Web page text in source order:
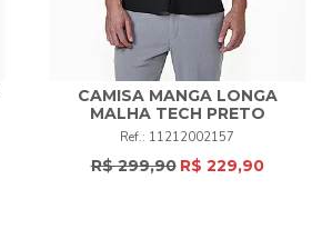
3 4 5 6 +
COMPRAR
CAMISA MANGA LONGA
MALHA TECH PRETO
11212002157
R$ 299,90 R$ 229,90